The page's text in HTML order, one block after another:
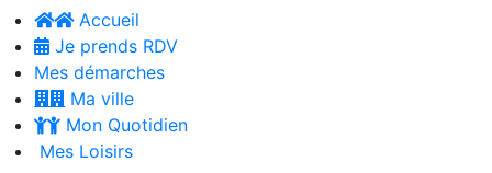
Accueil
Je prends RDV
Mes démarches
Ma ville
Mon Quotidien
Mes Loisirs